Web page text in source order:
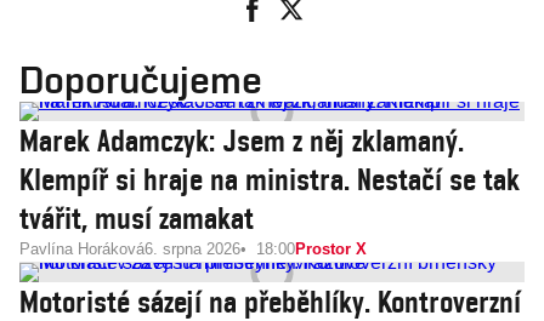
Doporučujeme
Marek Adamczyk: Jsem z něj zklamaný.
Klempíř si hraje na ministra. Nestačí se tak
tvářit, musí zamakat
Pavlína Horáková6. srpna 2026 18:00Prostor X
Motoristé sázejí na přeběhlíky. Kontroverzní